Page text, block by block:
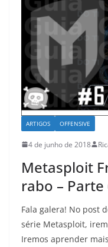
ARTIGOS OFFENSIVE
4 de junho de 2018
Metasploit
rabo – Parte
Fala galera! No post
série Metasploit,
Iremos aprender